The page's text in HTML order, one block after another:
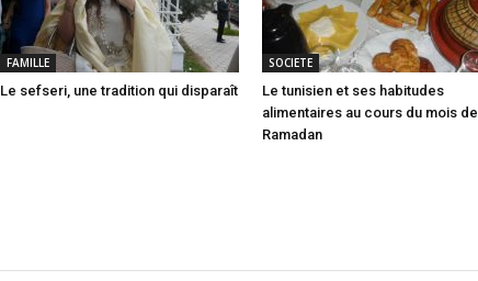
FAMILLE
Le sefseri, une tradition qui disparaît
SOCIETE
Le tunisien et ses habitudes
alimentaires au cours du mois de
Ramadan